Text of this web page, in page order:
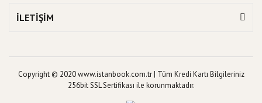
İLETİŞİM
Copyright © 2020 www.istanbook.com.tr | Tüm Kredi Kartı Bilgileriniz
256bit SSL Sertifikası ile korunmaktadır.